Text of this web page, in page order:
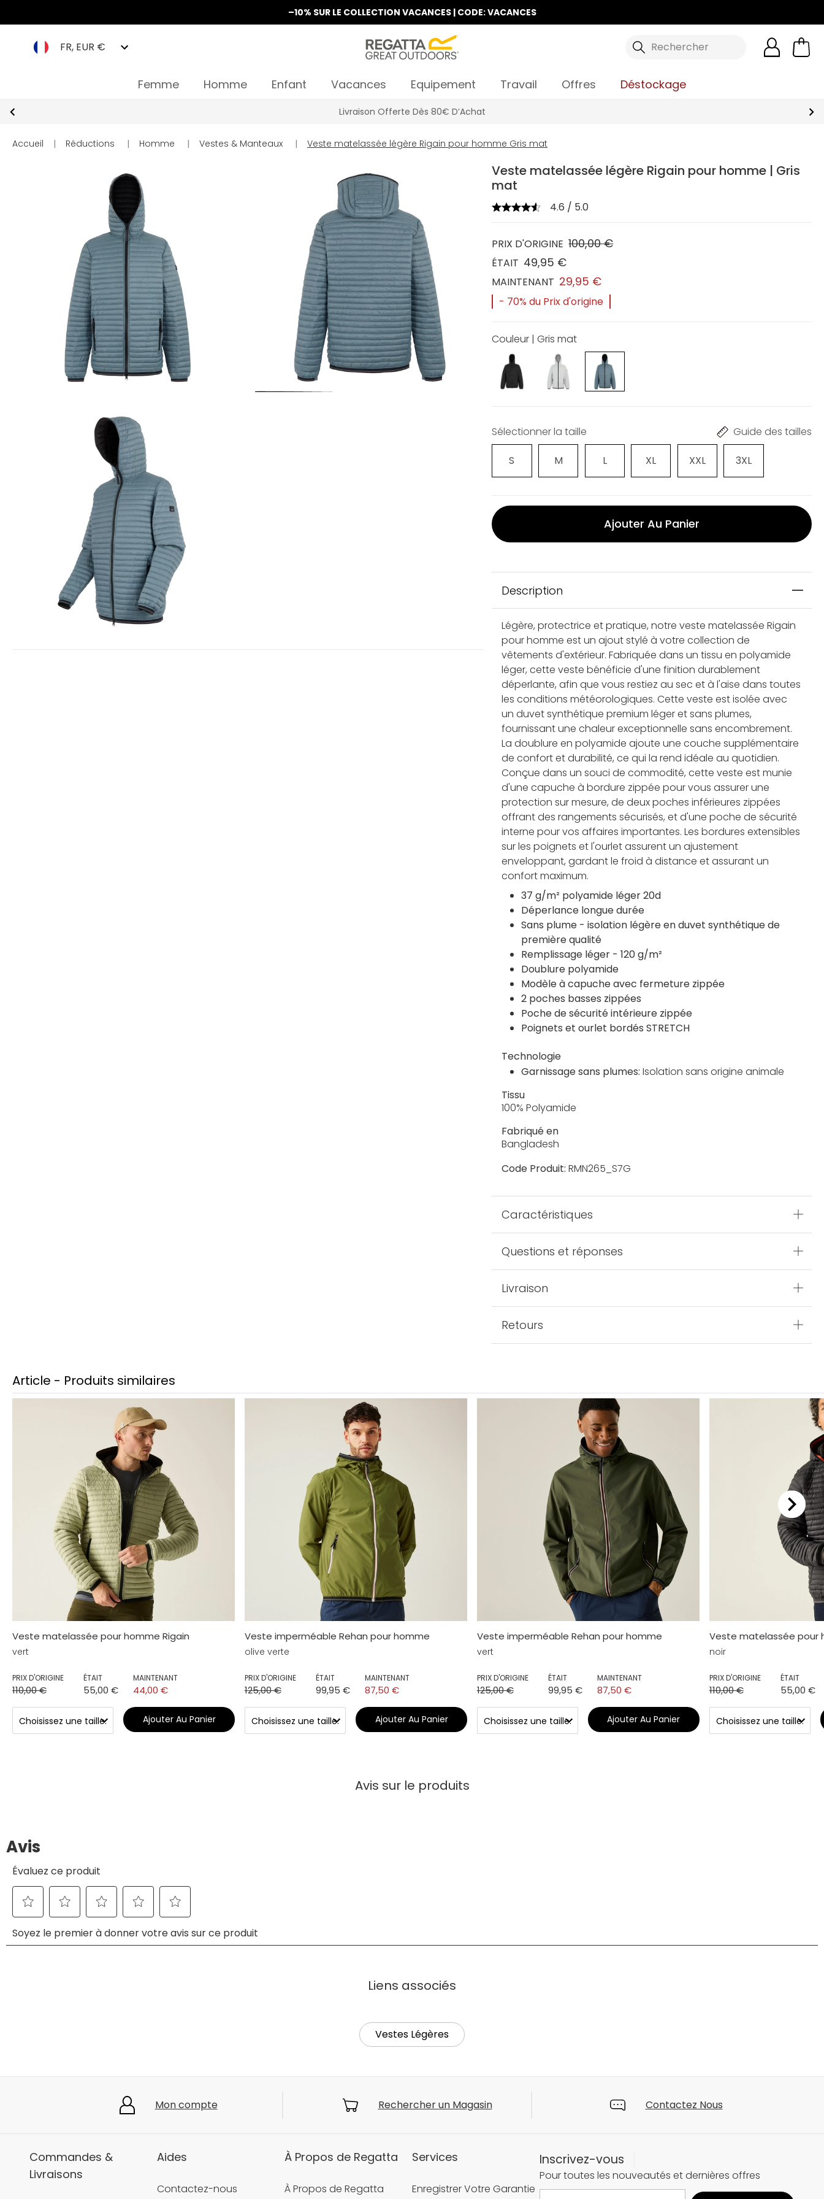
–10% SUR LE COLLECTION VACANCES | CODE: VACANCES
FR, EUR € Rechercher
Femme Homme Enfant Vacances Equipement Travail Offres Déstockage
Livraison Offerte Dès 80€ D’Achat
Accueil | Réductions | Homme | Vestes & Manteaux | Veste matelassée légère Rigain pour homme Gris mat
Veste matelassée légère Rigain pour homme | Gris
mat
4.6 / 5.0
PRIX D'ORIGINE 100,00 €
ÉTAIT 49,95 €
MAINTENANT 29,95 €
- 70% du Prix d'origine
Couleur | Gris mat
Sélectionner la taille Guide des tailles
S M L XL XXL 3XL
Ajouter Au Panier
Description
Légère, protectrice et pratique, notre veste matelassée Rigain
pour homme est un ajout stylé à votre collection de
vêtements d'extérieur. Fabriquée dans un tissu en polyamide
léger, cette veste bénéficie d'une finition durablement
déperlante, afin que vous restiez au sec et à l'aise dans toutes
les conditions météorologiques. Cette veste est isolée avec
un duvet synthétique premium léger et sans plumes,
fournissant une chaleur exceptionnelle sans encombrement.
La doublure en polyamide ajoute une couche supplémentaire
de confort et durabilité, ce qui la rend idéale au quotidien.
Conçue dans un souci de commodité, cette veste est munie
d'une capuche à bordure zippée pour vous assurer une
protection sur mesure, de deux poches inférieures zippées
offrant des rangements sécurisés, et d'une poche de sécurité
interne pour vos affaires importantes. Les bordures extensibles
sur les poignets et l'ourlet assurent un ajustement
enveloppant, gardant le froid à distance et assurant un
confort maximum.
37 g/m² polyamide léger 20d
Déperlance longue durée
Sans plume - isolation légère en duvet synthétique de
première qualité
Remplissage léger - 120 g/m²
Doublure polyamide
Modèle à capuche avec fermeture zippée
2 poches basses zippées
Poche de sécurité intérieure zippée
Poignets et ourlet bordés STRETCH
Technologie
Garnissage sans plumes:Isolation sans origine animale
Tissu
100% Polyamide
Fabriqué en
Bangladesh
Code Produit: RMN265_S7G
Caractéristiques
Questions et réponses
Livraison
Retours
Article - Produits similaires
Veste matelassée pour homme Rigain
vert
PRIX D'ORIGINE
110,00 €
ÉTAIT
55,00 €
MAINTENANT
44,00 €
Ajouter Au Panier
Veste imperméable Rehan pour homme
olive verte
PRIX D'ORIGINE
125,00 €
ÉTAIT
99,95 €
MAINTENANT
87,50 €
Ajouter Au Panier
Veste imperméable Rehan pour homme
vert
PRIX D'ORIGINE
125,00 €
ÉTAIT
99,95 €
MAINTENANT
87,50 €
Ajouter Au Panier
Veste matelassée pour
noir
PRIX D'ORIGINE
110,00 €
ÉTAIT
55,00 €
Avis sur le produits
Liens associés
Vestes Légères
Mon compte Rechercher un Magasin Contactez Nous
Commandes &
Livraisons
Aides
Contactez-nous
À Propos de Regatta
À Propos de Regatta
Services
Enregistrer Votre Garantie
Inscrivez-vous
Pour toutes les nouveautés et dernières offres